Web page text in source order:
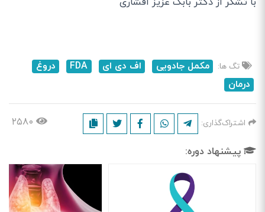
تگ ها: مکمل جادویی اف دی ای FDA
دروغ
درمان
اشتراک‌گذاری: ۲۵۸۰
پیشنهاد دوره: